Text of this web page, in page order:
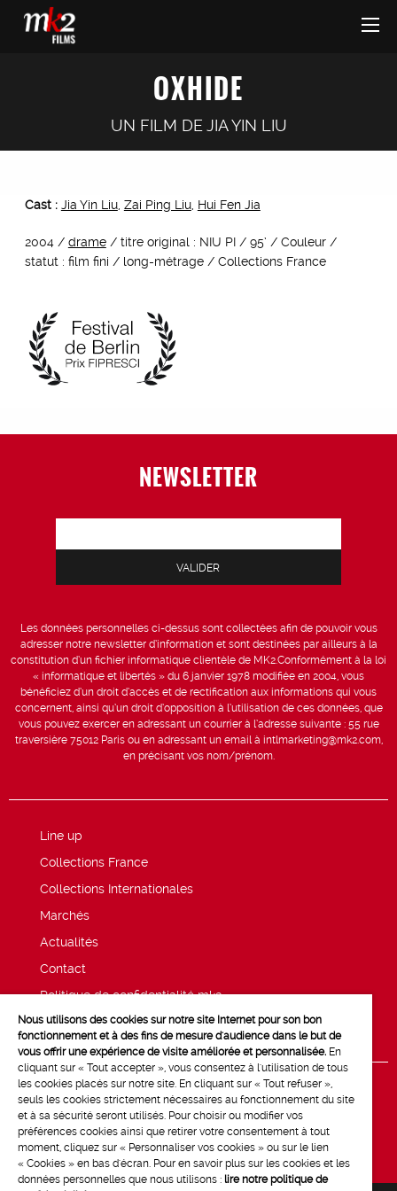
OXHIDE
UN FILM DE JIA YIN LIU
Cast : Jia Yin Liu, Zai Ping Liu, Hui Fen Jia
2004 / drame/ titre original : NIU PI / 95’ / Couleur /
statut : film fini / long-métrage / Collections France
NEWSLETTER
Les données personnelles ci-dessus sont collectées afin de pouvoir vous
adresser notre newsletter d’information et sont destinées par ailleurs à la
constitution d’un fichier informatique clientèle de MK2.Conformément à la loi
« informatique et libertés » du 6 janvier 1978 modifiée en 2004, vous
bénéficiez d’un droit d’accès et de rectification aux informations qui vous
concernent, ainsi qu’un droit d’opposition à l’utilisation de ces données, que
vous pouvez exercer en adressant un courrier à l’adresse suivante : 55 rue
traversière 75012 Paris ou en adressant un email à intlmarketing@mk2.com,
en précisant vos nom/prénom.
Line up
Collections France
Collections Internationales
Marchés
Actualités
Contact
Politique de confidentialité mk2
Mentions légales
Nous utilisons des cookies sur notre site Internet pour son bon
fonctionnement et à des fins de mesure d'audience dans le but de
vous offrir une expérience de visite améliorée et personnalisée. En
cliquant sur « Tout accepter », vous consentez à l'utilisation de tous
les cookies placés sur notre site. En cliquant sur « Tout refuser »,
seuls les cookies strictement nécessaires au fonctionnement du site
et à sa sécurité seront utilisés. Pour choisir ou modifier vos
préférences cookies ainsi que retirer votre consentement à tout
moment, cliquez sur « Personnaliser vos cookies » ou sur le lien
« Cookies » en bas d'écran. Pour en savoir plus sur les cookies et les
données personnelles que nous utilisons : lire notre politique de